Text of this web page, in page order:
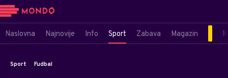
Naslovna Najnovije Info Sport Zabava Magazin
Sport Fudbal